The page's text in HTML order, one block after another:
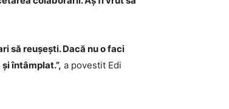
să reușești. Dacă nu o faci
întâmplat.”, a povestit Edi